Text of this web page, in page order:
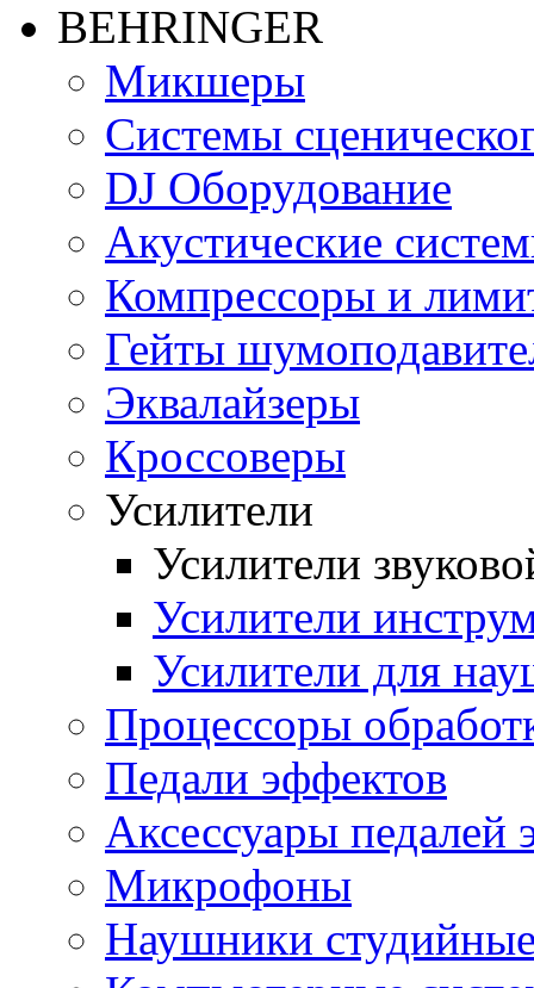
BEHRINGER
Микшеры
Системы
DJ Оборудование
Акустические
Компрессоры и
Гейты
Эквалайзеры
Кроссоверы
Усилители
Усилители
Усилители
Усилители для
Процессоры
Педали эффектов
Аксессуары педалей
Микрофоны
Наушники